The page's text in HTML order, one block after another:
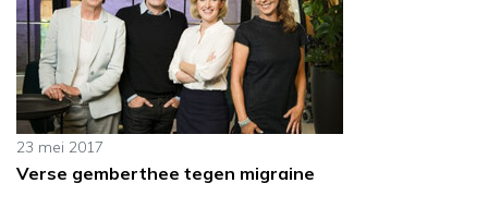
23 mei 2017
Verse gemberthee tegen migraine